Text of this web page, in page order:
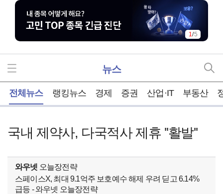
1/5
뉴스
전체뉴스 랭킹뉴스 경제 증권 산업·IT 부동산
국내 제약사, 다국적사 제휴 ''활발''
와우넷 오늘장전략
스페이스X, 최대 9.1억주 보호예수 해제 우려 딛고 6.14%
급등 - 와우넷 오늘장전략